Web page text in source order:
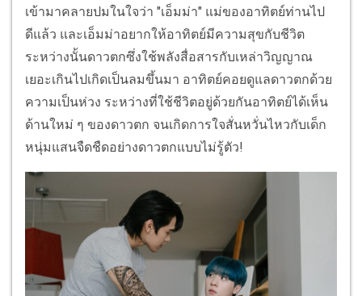
เข้ามาคลายปมในใจว่า "เอ็มม่า" แม่ของอาทิตย์ท่านไป
ดีแล้ว และเอ็มม่าอยากให้อาทิตย์มีความสุขกับชีวิต
ระหว่างนั้นดาวตกซึ่งใช้พลังสื่อสารกับเหล่าวิญญาณ
เยอะเกินไปเกิดเป็นลมขึ้นมา อาทิตย์คอยดูแลดาวตกด้วย
ความเป็นห่วง ระหว่างที่ใช้ชีวิตอยู่ด้วยกันอาทิตย์ได้เห็น
ด้านใหม่ ๆ ของดาวตก จนเกิดการใจสั่นหวั่นไหวกับเด็ก
หนุ่มแสนจืดชืดอย่างดาวตกแบบไม่รู้ตัว!